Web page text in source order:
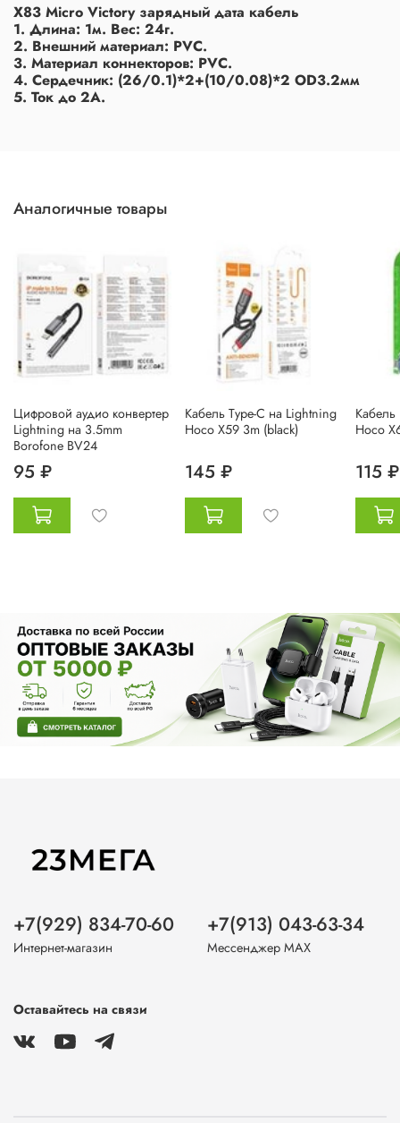
X83 Micro Victory зарядный дата кабель
1. Длина: 1м. Вес: 24г.
2. Внешний материал: PVC.
3. Материал коннекторов: PVC.
4. Сердечник: (26/0.1)*2+(10/0.08)*2 OD3.2мм
5. Ток до 2А.
Аналогичные товары
Цифровой аудио конвертер
Lightning на 3.5mm
Borofone BV24
95 ₽
Кабель Type-C на Lightning
Hoco X59 3m (black)
145 ₽
Кабель
Hoco
115 ₽
+7(929) 834-70-60
Интернет-магазин
+7(913) 043-63-34
Мессенджер MAX
Оставайтесь на связи